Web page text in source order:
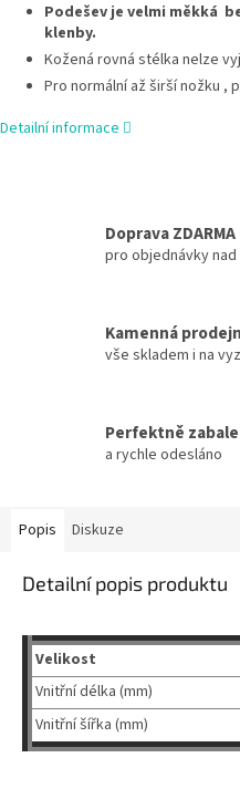
Podešev je velmi měkká
klenby.
Kožená rovná stélka nelze
Pro normální až širší nožku ,
Detailní informace
Doprava ZDARMA
pro objednávky nad
Kamenná
vše skladem i na
Perfektně
a rychle odesláno
Popis Diskuze
Detailní popis produktu
Velikost
Vnitřní délka (mm)
Vnitřní šířka (mm)